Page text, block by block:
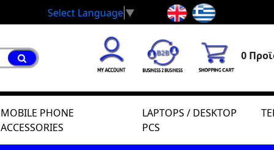
Select Language▼
0
MOBILE PHONE
ACCESSORIES
LAPTOPS / DESKTOP
PCS